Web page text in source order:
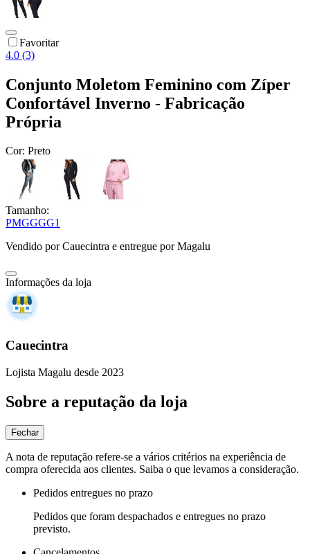
Favoritar
4.0 (3)
Conjunto Moletom Feminino com Zíper
Confortável Inverno - Fabricação
Própria
Cor: Preto
Tamanho:
PMGGGG1
Vendido porCauecintra e entregue por Magalu
Informações da loja
Cauecintra
Lojista Magalu desde 2023
Sobre a reputação da loja
Fechar
A nota de reputação refere-se a vários critérios na experiência de
compra oferecida aos clientes. Saiba o que levamos a consideração.
Pedidos entregues no prazo
Pedidos que foram despachados e entregues no prazo
previsto.